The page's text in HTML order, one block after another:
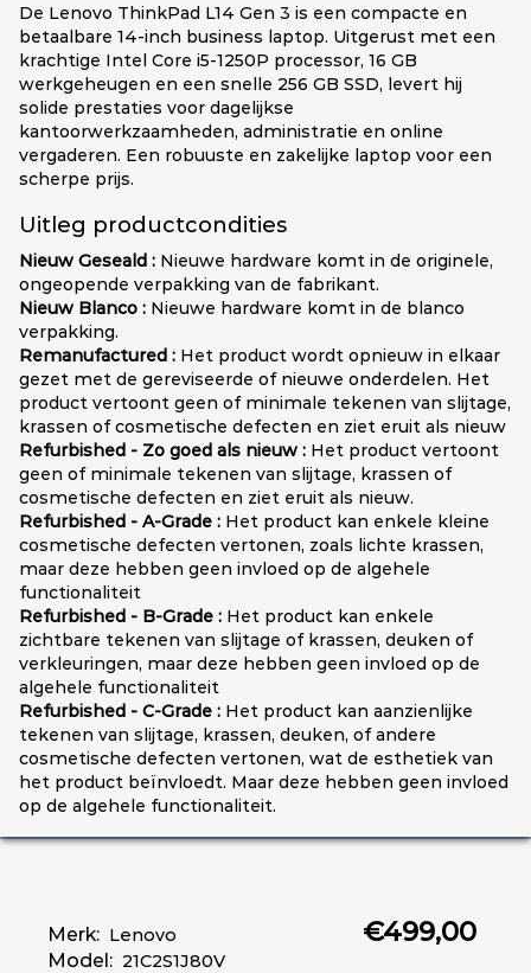
De Lenovo ThinkPad L14 Gen 3 is een compacte en
betaalbare 14-inch business laptop. Uitgerust met een
krachtige Intel Core i5-1250P processor, 16 GB
werkgeheugen en een snelle 256 GB SSD, levert hij
solide prestaties voor dagelijkse
kantoorwerkzaamheden, administratie en online
vergaderen. Een robuuste en zakelijke laptop voor een
scherpe prijs.
Uitleg productcondities
Nieuw Geseald : Nieuwe hardware komt in de originele,
ongeopende verpakking van de fabrikant.
Nieuw Blanco : Nieuwe hardware komt in de blanco
verpakking.
Remanufactured : Het product wordt opnieuw in elkaar
gezet met de gereviseerde of nieuwe onderdelen. Het
product vertoont geen of minimale tekenen van slijtage,
krassen of cosmetische defecten en ziet eruit als nieuw
Refurbished - Zo goed als nieuw : Het product vertoont
geen of minimale tekenen van slijtage, krassen of
cosmetische defecten en ziet eruit als nieuw.
Refurbished - A-Grade : Het product kan enkele kleine
cosmetische defecten vertonen, zoals lichte krassen,
maar deze hebben geen invloed op de algehele
functionaliteit
Refurbished - B-Grade : Het product kan enkele
zichtbare tekenen van slijtage of krassen, deuken of
verkleuringen, maar deze hebben geen invloed op de
algehele functionaliteit
Refurbished - C-Grade : Het product kan aanzienlijke
tekenen van slijtage, krassen, deuken, of andere
cosmetische defecten vertonen, wat de esthetiek van
het product beïnvloedt. Maar deze hebben geen invloed
op de algehele functionaliteit.
Merk: Lenovo
Model: 21C2S1J80V
€499,00